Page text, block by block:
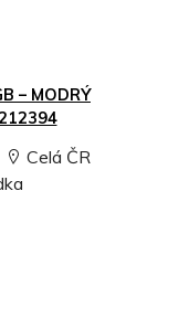
– MODRÝ
Celá ČR